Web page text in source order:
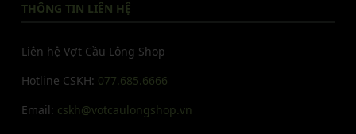
THÔNG TIN LIÊN HỆ
Liên hệ Vợt Cầu Lông Shop
Hotline CSKH: 077.685.6666
Email: cskh@votcaulongshop.vn